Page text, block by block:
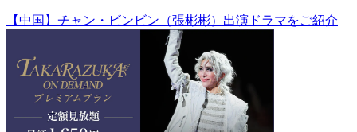
【中国】チャン・ビンビン（張彬彬）出演ドラマをご紹介